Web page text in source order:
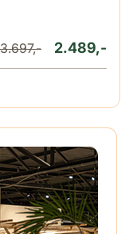
2.489,-
3.697,-